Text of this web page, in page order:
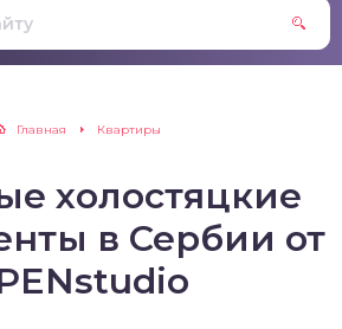
Главная Квартиры
холостяцкие
в Сербии от